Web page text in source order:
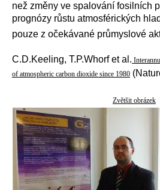
než změny ve spalování fosilních
prognózy růstu atmosférických
pouze z očekávané průmyslové
C.D.Keeling, T.P.Whorf et al.
of atmospheric carbon dioxide since 1980
Zvětšit obrázek